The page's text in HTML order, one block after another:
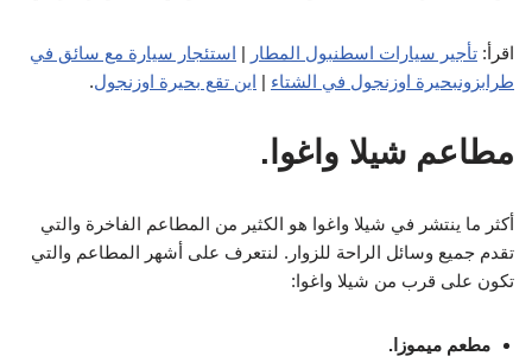
اقرأ: تأجير سيارات اسطنبول المطار | استئجار سيارة مع سائق في
طرابزونبحيرة اوزنجول في الشتاء | اين تقع بحيرة اوزنجول.
مطاعم شيلا واغوا.
أكثر ما ينتشر في شيلا واغوا هو الكثير من المطاعم الفاخرة والتي
تقدم جميع وسائل الراحة للزوار. لنتعرف على أشهر المطاعم والتي
تكون على قرب من شيلا واغوا:
مطعم ميموزا.